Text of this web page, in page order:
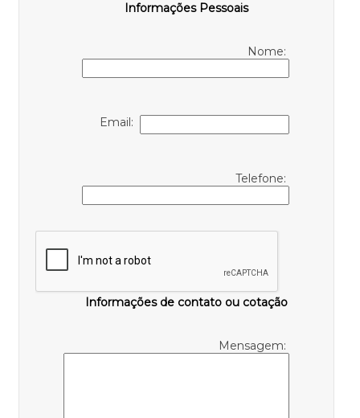
Informações Pessoais
Nome:
Email:
Telefone:
Informações de contato ou cotação
Mensagem: